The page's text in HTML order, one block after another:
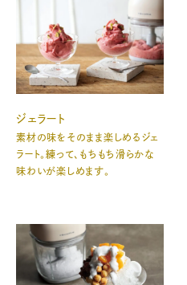
ジェラート
素材の味をそのまま楽しめるジェ
ラート。練って、もちもち滑らかな
味わいが楽しめます。